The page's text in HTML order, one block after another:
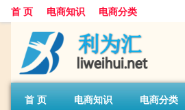
首 页 电商知识 电商分类
首 页 电商知识 电商分类